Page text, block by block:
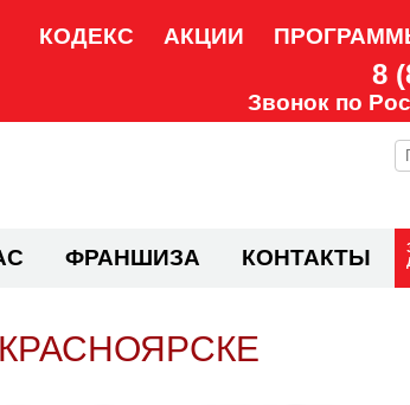
КОДЕКС АКЦИИ
8
Звонок по
ФРАНШИЗА КОНТАКТЫ
КРАСНОЯРСКЕ